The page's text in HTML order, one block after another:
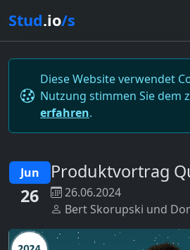
Stud.io/s
Diese Website verwendet
Nutzung stimmen Sie dem
erfahren.
Jun
26
Produktvortrag
26.06.2024
Bert Skorupski und